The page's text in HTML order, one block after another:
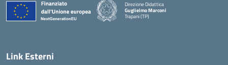
Direzione Didattica
Guglielmo Marconi
Trapani (TP)
Link Esterni